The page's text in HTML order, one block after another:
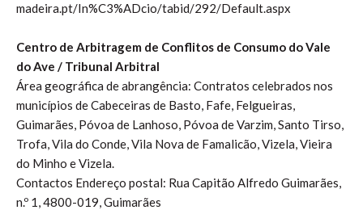
madeira.pt/In%C3%ADcio/tabid/292/Default.aspx
Centro de Arbitragem de Conflitos de Consumo do Vale
do Ave / Tribunal Arbitral
Área geográfica de abrangência: Contratos celebrados nos
municípios de Cabeceiras de Basto, Fafe, Felgueiras,
Guimarães, Póvoa de Lanhoso, Póvoa de Varzim, Santo Tirso,
Trofa, Vila do Conde, Vila Nova de Famalicão, Vizela, Vieira
do Minho e Vizela.
Contactos Endereço postal: Rua Capitão Alfredo Guimarães,
n.º 1, 4800-019, Guimarães